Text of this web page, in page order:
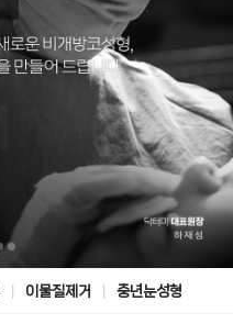
이물질제거 중년눈성형